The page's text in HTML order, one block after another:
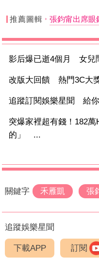
推薦圖輯 張鈞甯出席眼
影后爆已逝4個月 女兒
改版大回饋 熱門3C大
追蹤訂閱娛樂星聞 給
突爆家裡超有錢！182
的」 ...
關鍵字 禾雁凱 張
追蹤娛樂星聞
下載APP 訂閱